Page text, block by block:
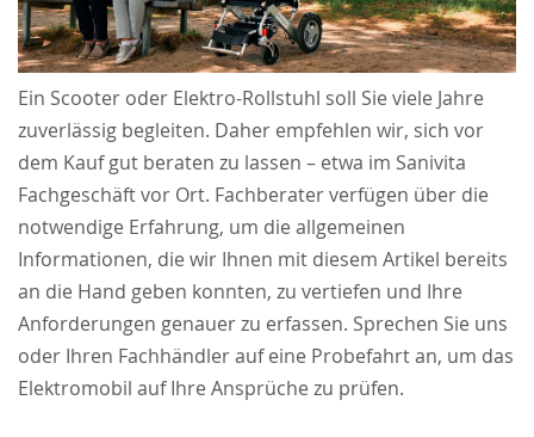
Ein Scooter oder Elektro-Rollstuhl soll Sie viele Jahre
zuverlässig begleiten. Daher empfehlen wir, sich vor
dem Kauf gut beraten zu lassen – etwa im Sanivita
Fachgeschäft vor Ort. Fachberater verfügen über die
notwendige Erfahrung, um die allgemeinen
Informationen, die wir Ihnen mit diesem Artikel bereits
an die Hand geben konnten, zu vertiefen und Ihre
Anforderungen genauer zu erfassen. Sprechen Sie uns
oder Ihren Fachhändler auf eine Probefahrt an, um das
Elektromobil auf Ihre Ansprüche zu prüfen.